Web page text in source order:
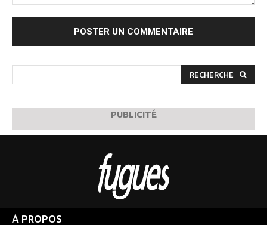
RECHERCHE
PUBLICITÉ
À PROPOS